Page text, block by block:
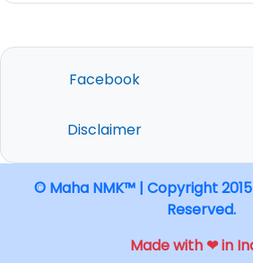
Facebook
Disclaimer
© Maha NMK™ | Copyright
Reserved.
Made with ❤ in